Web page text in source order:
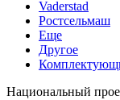
Vaderstad
Ростсельмаш
Еще
Другое
Национальный